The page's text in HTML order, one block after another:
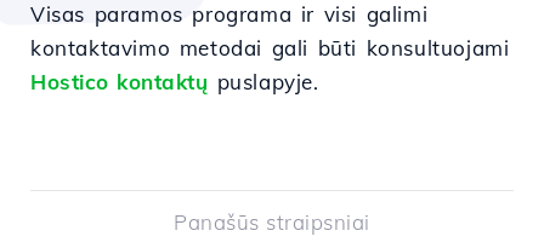
Visas paramos programa ir visi galimi
kontaktavimo metodai gali būti konsultuojami
Hostico kontaktų puslapyje.
Panašūs straipsniai